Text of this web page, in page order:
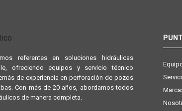
referentes en soluciones hidráulicas
ofreciendo equipos y servicio técnico
de experiencia en perforación de pozos
Con más de 20 años, abordamos todos
de manera completa.